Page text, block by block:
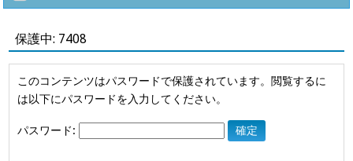
保護中: 7408
このコンテンツはパスワードで保護されています。閲覧するに
は以下にパスワードを入力してください。
パスワード: